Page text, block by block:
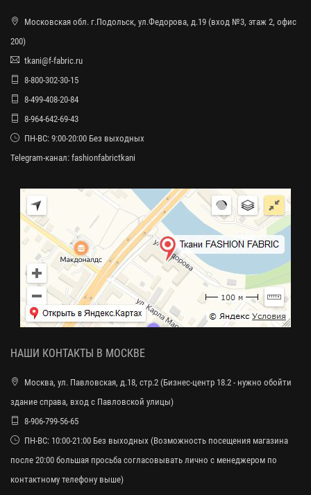
Московская обл. г.Подольск, ул.Федорова, д.19 (вход №3, этаж 2, офис
200)
tkani@f-fabric.ru
8-800-302-30-15
8-499-408-20-84
8-964-642-69-43
ПН-ВС: 9:00-20:00 Без выходных
Telegram-канал: fashionfabrictkani
НАШИ КОНТАКТЫ В МОСКВЕ
Москва, ул. Павловская, д.18, стр.2 (Бизнес-центр 18.2 - нужно обойти
здание справа, вход с Павловской улицы)
8-906-799-56-65
ПН-ВС: 10:00-21:00 Без выходных (Возможность посещения магазина
после 20:00 большая просьба согласовывать лично с менеджером по
контактному телефону выше)